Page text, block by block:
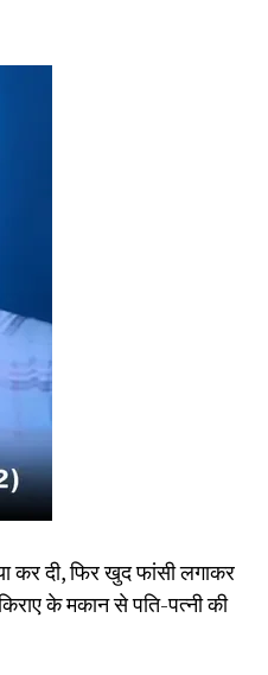
कर दी, फिर खुद फांसी लगाकर
के मकान से पति-पत्नी की